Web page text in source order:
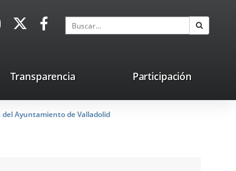
Enlace
externa.
Enlace
aplicación
externa.
Enlace
aplicación
externa.
Buscar
Transparencia Participación
Ayuntamiento de Valladolid